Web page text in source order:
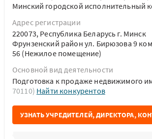
Минский городской исполнительный
Адрес регистрации
220073, Республика Беларусь г. Минск
Фрунзенский район ул. Бирюзова 9
56 (Нежилое помещение)
Основной вид деятельности
Подготовка к продаже недвижимого
70110) Найти конкурентов
УЗНАТЬ УЧРЕДИТЕЛЕЙ, ДИРЕКТОРА,